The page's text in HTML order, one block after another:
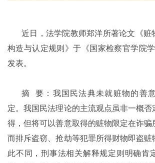
近日，法学院教师郑洋所著论文《赃
构造与认定规则》于《国家检察官学院
发表。
摘 要：我国民法典未就赃物的善
定。我国民法理论的主流观点虽非一概否
得，但将可以善意取得的赃物限定在诈骗
而排斥盗窃、抢劫等犯罪所得财物即盗赃
此不同，刑事法相关解释规定则明确肯